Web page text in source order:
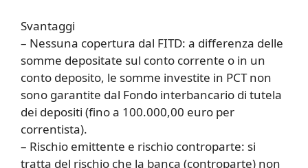
Svantaggi
– Nessuna copertura dal FITD: a differenza delle
somme depositate sul conto corrente o in un
conto deposito, le somme investite in PCT non
sono garantite dal Fondo interbancario di tutela
dei depositi (fino a 100.000,00 euro per
correntista).
– Rischio emittente e rischio controparte: si
tratta del rischio che la banca (controparte) non